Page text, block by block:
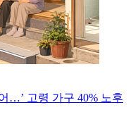
…’ 고령 가구 40% 노후